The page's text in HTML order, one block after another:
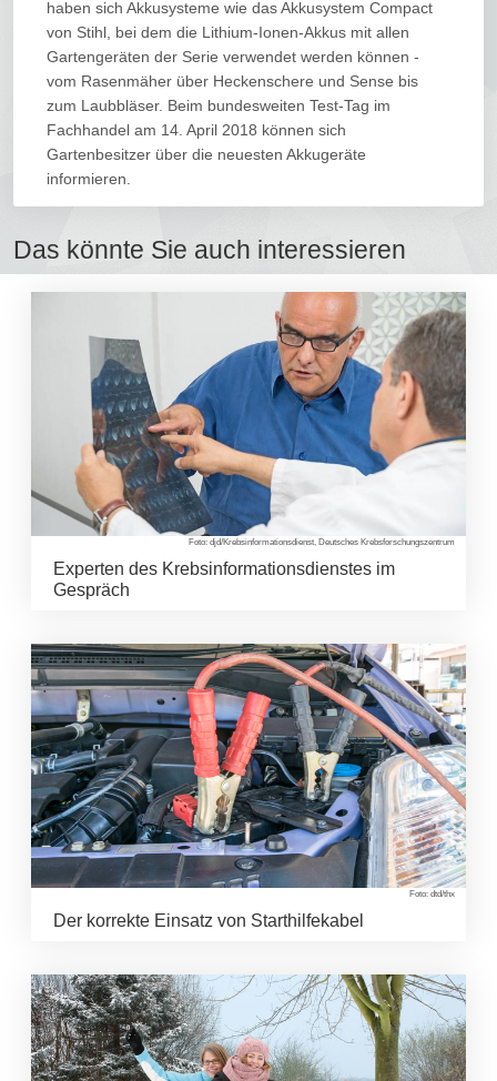
haben sich Akkusysteme wie das Akkusystem Compact
von Stihl, bei dem die Lithium-Ionen-Akkus mit allen
Gartengeräten der Serie verwendet werden können -
vom Rasenmäher über Heckenschere und Sense bis
zum Laubbläser. Beim bundesweiten Test-Tag im
Fachhandel am 14. April 2018 können sich
Gartenbesitzer über die neuesten Akkugeräte
informieren.
Das könnte Sie auch interessieren
Foto: djd/Krebsinformationsdienst, Deutsches Krebsforschungszentrum
Experten des Krebsinformationsdienstes im
Gespräch
Foto: dtd/thx
Der korrekte Einsatz von Starthilfekabel